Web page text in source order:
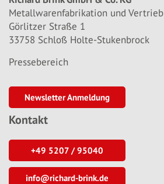
Metallwarenfabrikation und Vertrieb
Görlitzer Straße 1
33758 Schloß Holte-Stukenbrock
Pressebereich
Newsletter Anmeldung
Kontakt
+49 5207 / 95040
info@richard-brink.de